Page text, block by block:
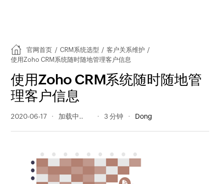
官网首页 / CRM系统选型 / 客户关系维护 /
使用Zoho CRM系统随时随地管理客户信息
使用Zoho CRM系统随时随地管
理客户信息
2020-06-17 344 阅读量 3 分钟 Dong